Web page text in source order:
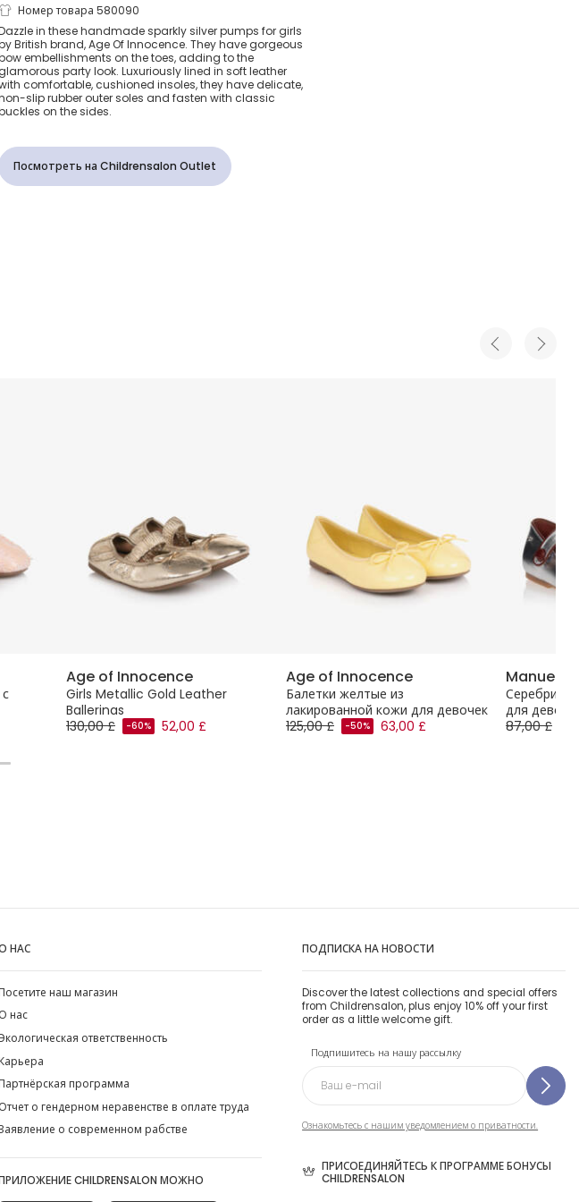
Silver Glitter
Pumps
Номер товара 580090
in these handmade sparkly silver pumps for girls
British brand, Age Of Innocence. They have gorgeous
embellishments on the toes, adding to the
party look. Luxuriously lined in soft leather
comfortable, cushioned insoles, they have delicate,
slip rubber outer soles and fasten with classic
on the sides.
Посмотреть на Childrensalon Outlet
Age of Innocence
Girls Metallic Gold Leather
Ballerinas
130,00 £
-60% 52,00 £
Age of Innocence
Балетки желтые из
лакированной кожи для девочек
125,00 £
-50% 63,00 £
Manuela
для
87,00 £
НАС
наш магазин
О нас
Экологическая ответственность
программа
Отчет о гендерном неравенстве в оплате труда
о современном рабстве
CHILDRENSALON МОЖНО
ПОДПИСКА НА НОВОСТИ
Discover the latest collections and special offers
from Childrensalon, plus enjoy 10% off your first
order as a little welcome gift.
Подпишитесь на нашу рассылку
Ознакомьтесь с нашим уведомлением о приватности.
ПРИСОЕДИНЯЙТЕСЬ К ПРОГРАММЕ БОНУСЫ
CHILDRENSALON